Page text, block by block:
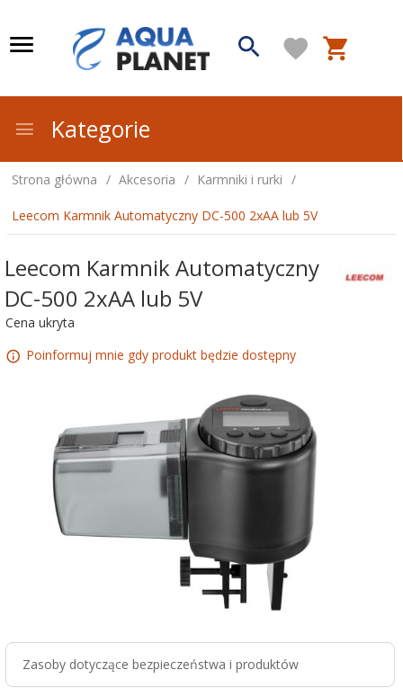
Kategorie
Strona główna Akcesoria Karmniki i rurki
Leecom Karmnik Automatyczny DC-500 2xAA lub 5V
Leecom Karmnik Automatyczny
DC-500 2xAA lub 5V
Cena ukryta
Poinformuj mnie gdy produkt będzie dostępny
Zasoby dotyczące bezpieczeństwa i produktów